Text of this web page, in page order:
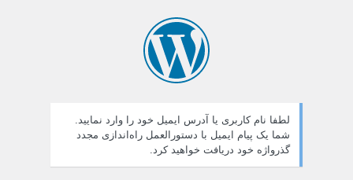
لطفا نام کاربری یا آدرس ایمیل خود را وارد نمایید.
شما یک پیام ایمیل با دستورالعمل راه‌اندازی مجدد
گذرواژه خود دریافت خواهید کرد.